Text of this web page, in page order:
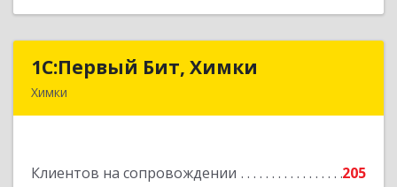
1С:Первый Бит, Химки
Химки
Клиентов на сопровождении
205
1С:Первый Бит, Химки
Подробнее